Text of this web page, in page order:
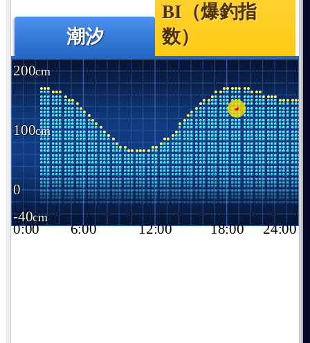
潮汐
BI（爆釣指
数）
200
100
0
-40
0:00 6:00 12:00 18:00 24:00